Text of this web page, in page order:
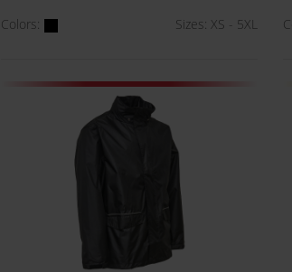
Colors:
Sizes: XS - 5XL